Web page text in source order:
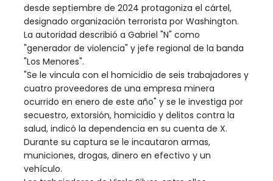
desde septiembre de 2024 protagoniza el cártel,
designado organización terrorista por Washington.
La autoridad describió a Gabriel "N" como
"generador de violencia" y jefe regional de la banda
"Los Menores".
"Se le vincula con el homicidio de seis trabajadores y
cuatro proveedores de una empresa minera
ocurrido en enero de este año" y se le investiga por
secuestro, extorsión, homicidio y delitos contra la
salud, indicó la dependencia en su cuenta de X.
Durante su captura se le incautaron armas,
municiones, drogas, dinero en efectivo y un
vehículo.